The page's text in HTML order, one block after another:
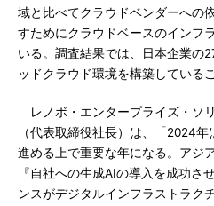
域と比べてクラウドベンダーへの
すためにクラウドベースのインフ
いる。調査結果では、日本企業の
ッドクラウド環境を構築している
レノボ・エンタープライズ・ソ
（代表取締役社長）は、「2024
進める上で重要な年になる。アジ
『自社への生成AIの導入を成功さ
ンスがデジタルインフラストラク